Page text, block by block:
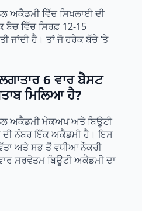
ਅਕੈਡਮੀ ਵਿੱਚ ਸਿਖਲਾਈ ਦੀ
ਵਿੱਚ ਸਿਰਫ਼ 12-15
ਜਾਂਦੀ ਹੈ। ਤਾਂ ਜੋ ਹਰੇਕ ਬੱਚੇ ‘ਤੇ
6 ਵਾਰ ਬੈਸਟ
ਮਿਲਿਆ ਹੈ?
ਅਕੈਡਮੀ ਮੇਕਅਪ ਅਤੇ ਬਿਊਟੀ
ਦੀ ਨੰਬਰ ਇੱਕ ਅਕੈਡਮੀ ਹੈ। ਇਸ
ਅਤੇ ਸਭ ਤੋਂ ਵਧੀਆ ਨੌਕਰੀ
ਸਰਵੋਤਮ ਬਿਊਟੀ ਅਕੈਡਮੀ ਦਾ